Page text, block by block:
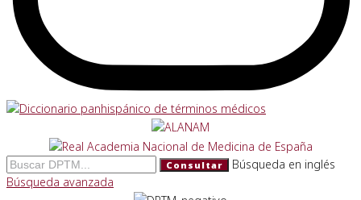
Consultar
Búsqueda en inglés
Búsqueda avanzada